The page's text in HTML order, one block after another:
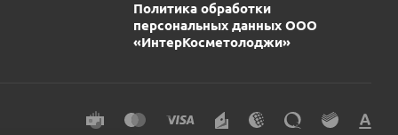
Политика обработки
персональных данных ООО
«ИнтерКосметолоджи»